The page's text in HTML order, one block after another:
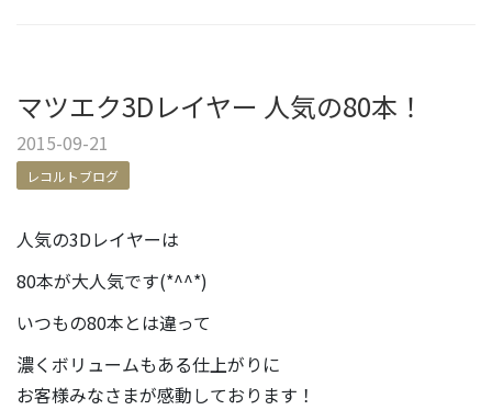
マツエク3Dレイヤー 人気の80本！
2015-09-21
レコルトブログ
人気の3Dレイヤーは
80本が大人気です(*^^*)
いつもの80本とは違って
濃くボリュームもある仕上がりに
お客様みなさまが感動しております！